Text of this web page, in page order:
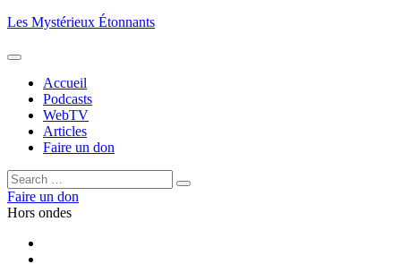
Aller
contenu
Les Mystérieux Étonnants
Accueil
Podcasts
WebTV
Articles
Faire un don
Rechercher :
Rechercher
Faire un don
Hors ondes